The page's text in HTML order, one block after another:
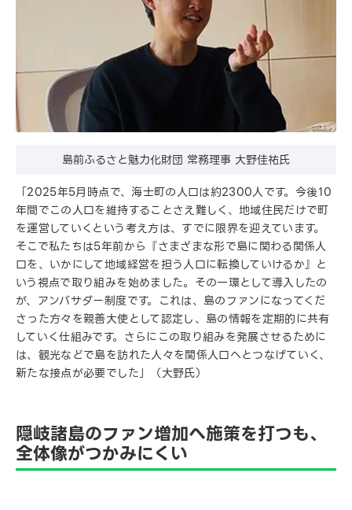
島前ふるさと魅力化財団 常務理事 大野佳祐氏
「2025年5月時点で、海士町の人口は約2300人です。今後10
年間でこの人口を維持することさえ難しく、地域住民だけで町
を運営していくという考え方は、すでに限界を迎えています。
そこで私たちは5年前から『さまざまな形で島に関わる関係人
口を、いかにして地域経営を担う人口に転換していけるか』と
いう視点で取り組みを始めました。その一環として導入したの
が、アンバサダー制度です。これは、島のファンになってくだ
さった方々を親善大使として認定し、島の情報を定期的に共有
していく仕組みです。さらにこの取り組みを発展させるために
は、観光などで島を訪れた人々を関係人口へとつなげていく、
新たな接点が必要でした」（大野氏）
隠岐諸島のファン増加へ施策を打つも、
全体像がつかみにくい